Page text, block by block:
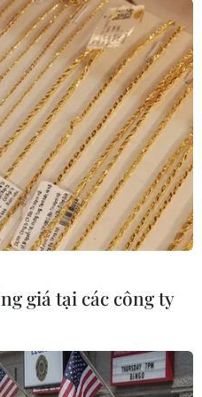
kịch 'Khoảnh khắc.' (Ảnh:
bão, những khó
giá tại các công ty